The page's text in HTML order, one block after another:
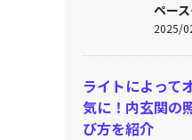
ペー
2025/
ライトによって
気に！内玄関の
び方を紹介